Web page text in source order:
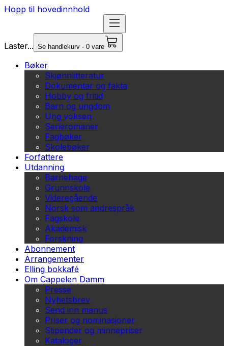
Hopp til hovedinnhold
Laster... Se handlekurv - 0 vare
Bøker
Skjønnlitteratur
Dokumentar og fakta
Hobby og fritid
Barn og ungdom
Ung voksen
Serieromaner
Fagbøker
Skolebøker
Forfattere
Utdanning
Barnehage
Grunnskole
Videregående
Norsk som andrespråk
Fagskole
Akademisk
Forskning
Abonnement
Arrangementer
Elling bokkafé
Om Cappelen Damm
Presse
Nyhetsbrev
Send inn manus
Priser og nominasjoner
Stipender og minnepriser
Kataloger